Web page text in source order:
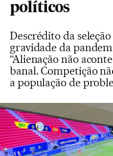
políticos
Descrédito da
gravidade da
“Alienação não
banal. Competição
a população de